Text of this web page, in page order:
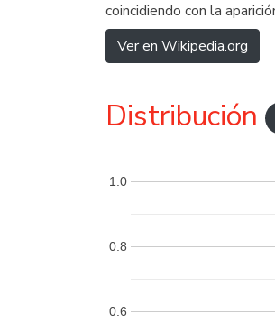
coincidiendo con la
Ver en Wikipedia.org
Distribución
0.6
0.8
1.0